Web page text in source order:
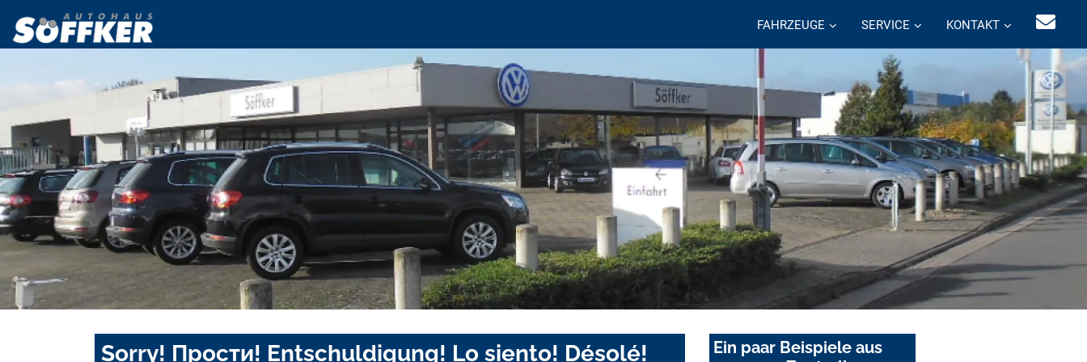
FAHRZEUGE SERVICE KONTAKT
Sorry! Прости! Entschuldigung! Lo siento! Désolé!
Ein paar Beispiele aus